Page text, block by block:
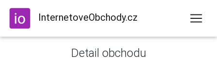
InternetoveObchody.cz
Detail obchodu